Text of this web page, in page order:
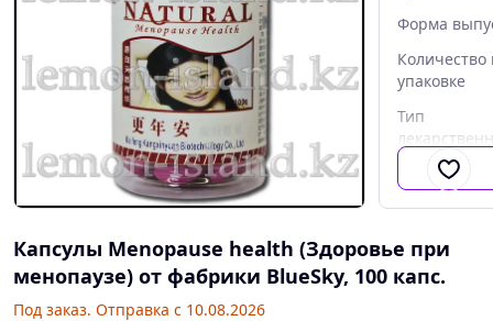
Форма
Количество
упаковке
Тип
средства
Капсулы Menopause health (Здоровье при
менопаузе) от фабрики BlueSky, 100 капс.
Под заказ. Отправка с 10.08.2026